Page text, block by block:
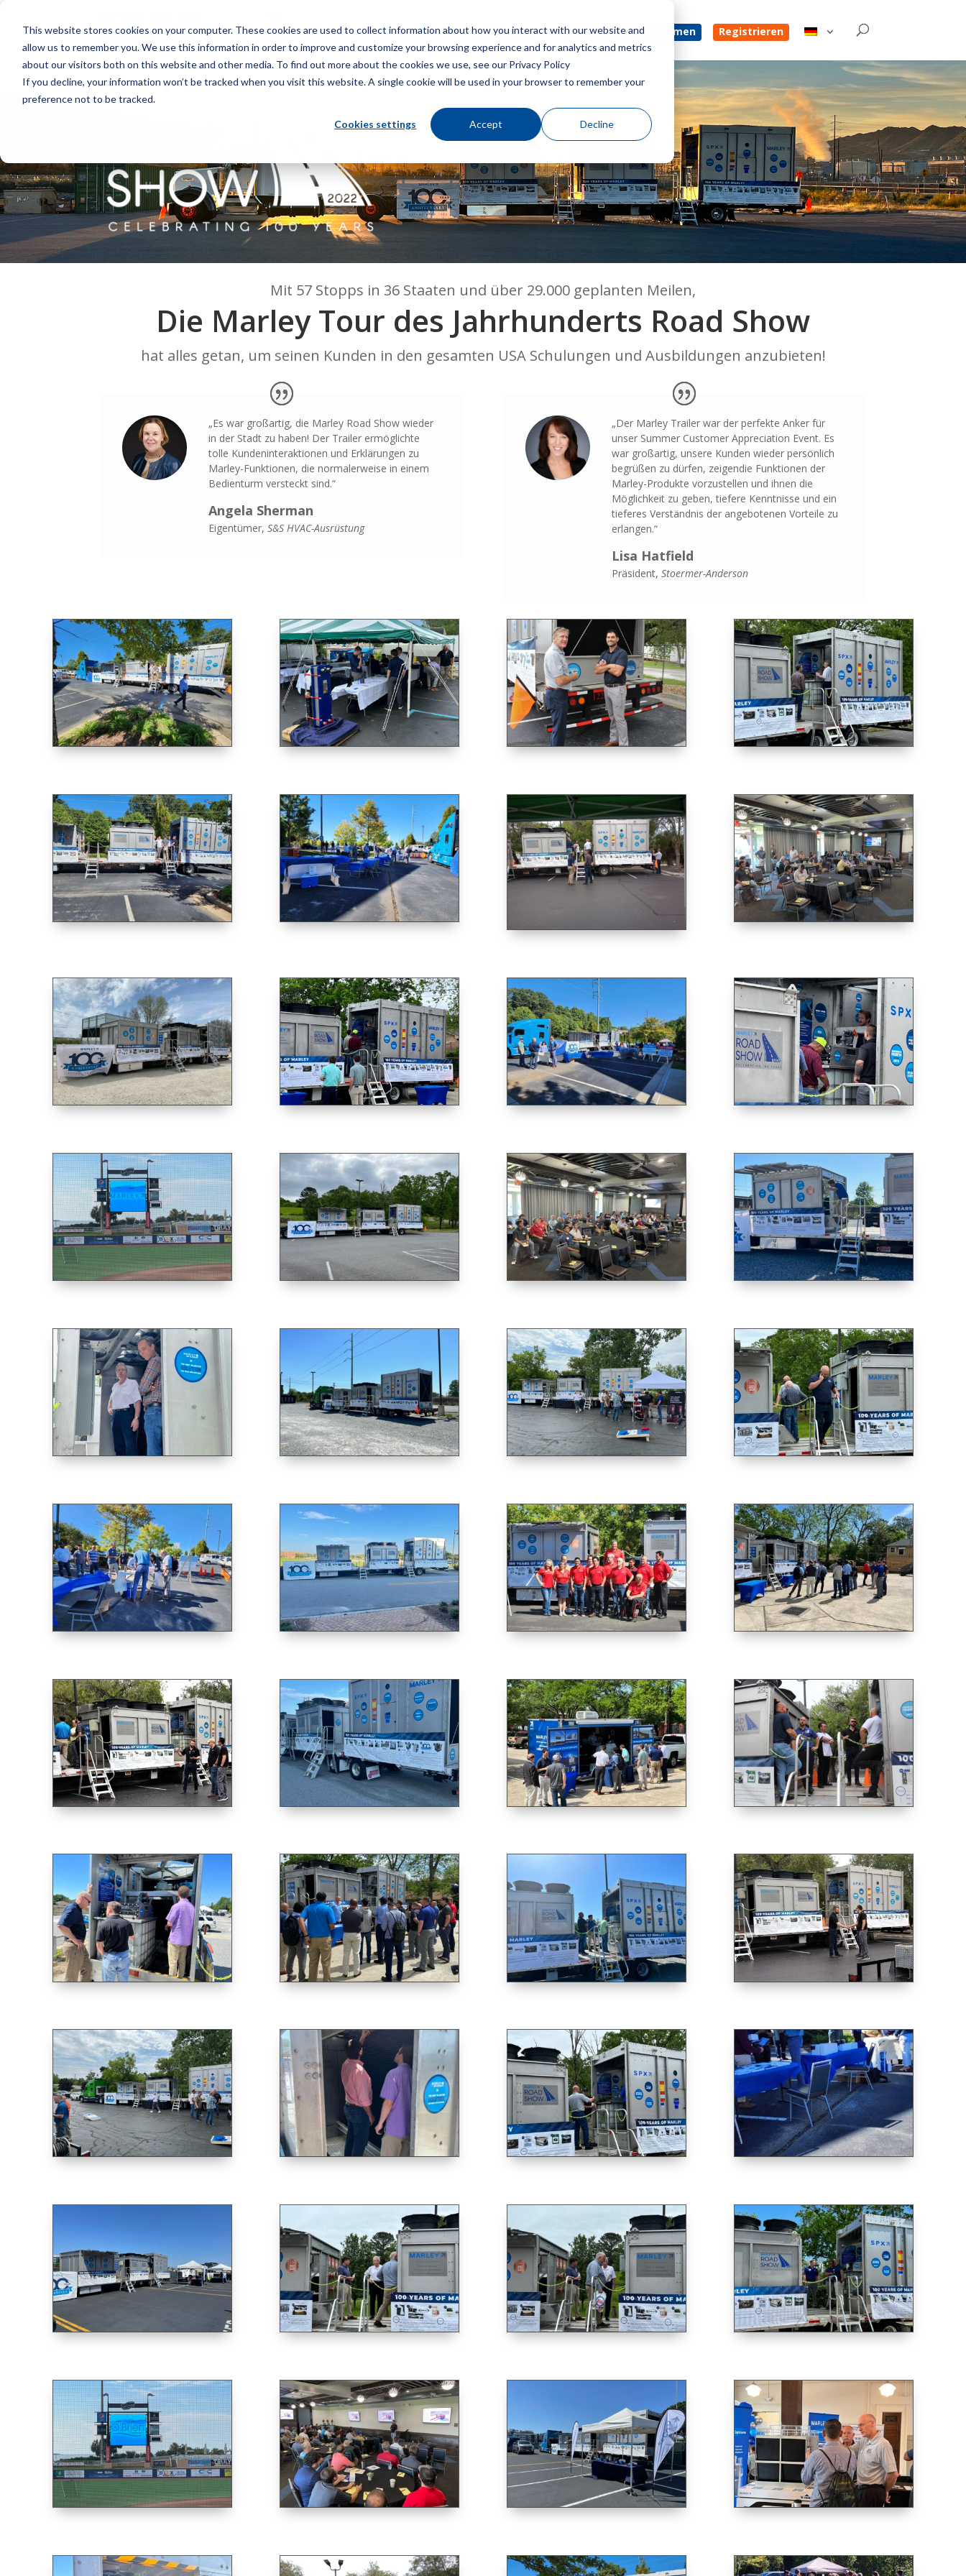
This website stores cookies on your computer. These cookies are used to collect information about how you interact with our website and
allow us to remember you. We use this information in order to improve and customize your browsing experience and for analytics and metrics
about our visitors both on this website and other media. To find out more about the cookies we use, see our Privacy Policy
If you decline, your information won’t be tracked when you visit this website. A single cookie will be used in your browser to remember your
preference not to be tracked.
Cookies settings Accept Decline
Speisekarte Ein Angebot bekommen Registrieren
Mit 57 Stopps in 36 Staaten und über 29.000 geplanten Meilen,
Die Marley Tour des Jahrhunderts Road Show
hat alles getan, um seinen Kunden in den gesamten USA Schulungen und Ausbildungen anzubieten!
„Es war großartig, die Marley Road Show wieder
in der Stadt zu haben! Der Trailer ermöglichte
tolle Kundeninteraktionen und Erklärungen zu
Marley-Funktionen, die normalerweise in einem
Bedienturm versteckt sind.“
Angela Sherman
Eigentümer, S&S HVAC-Ausrüstung
„Der Marley Trailer war der perfekte Anker für
unser Summer Customer Appreciation Event. Es
war großartig, unsere Kunden wieder persönlich
begrüßen zu dürfen, zeigendie Funktionen der
Marley-Produkte vorzustellen und ihnen die
Möglichkeit zu geben, tiefere Kenntnisse und ein
tieferes Verständnis der angebotenen Vorteile zu
erlangen.“
Lisa Hatfield
Präsident, Stoermer-Anderson